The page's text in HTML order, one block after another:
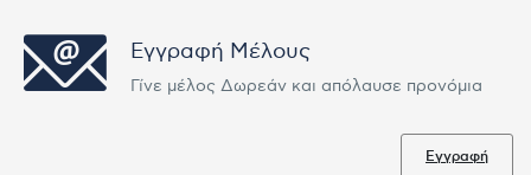
Εγγραφή Μέλους
Γίνε μέλος Δωρεάν και απόλαυσε προνόμια
Εγγραφή